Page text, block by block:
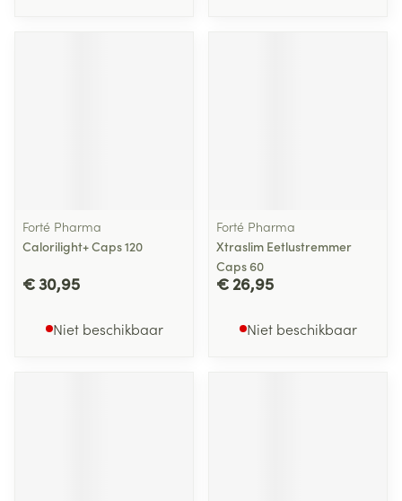
Forté Pharma
Calorilight+ Caps 120
€ 30,95
Niet beschikbaar
Forté Pharma
Xtraslim Eetlustremmer
Caps 60
€ 26,95
Niet beschikbaar